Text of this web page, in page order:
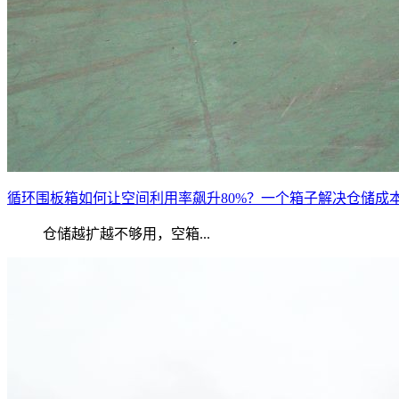
循环围板箱如何让空间利用率飙升80%？一个箱子解决仓储成
仓储越扩越不够用，空箱...